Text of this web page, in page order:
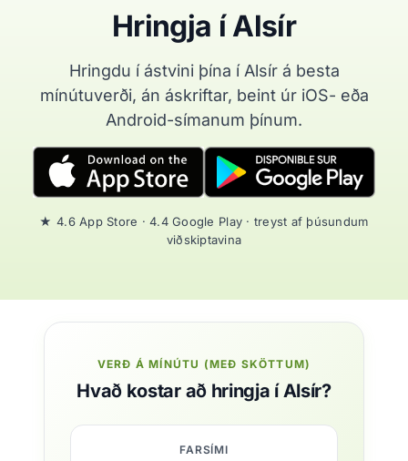
Hringja í Alsír
Hringdu í ástvini þína í Alsír á besta
mínútuverði, án áskriftar, beint úr iOS- eða
Android-símanum þínum.
★ 4.6 App Store · 4.4 Google Play · treyst af þúsundum
viðskiptavina
VERÐ Á MÍNÚTU (MEÐ SKÖTTUM)
Hvað kostar að hringja í Alsír?
FARSÍMI